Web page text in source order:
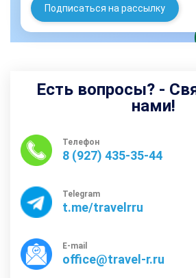
Подписаться на рассылку
Есть вопросы? -
нами!
Телефон
8 (927) 435-35-44
Telegram
t.me/travelrru
E-mail
office@travel-r.ru